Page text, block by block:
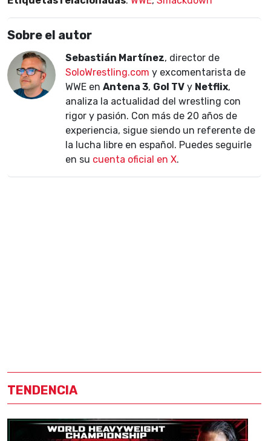
Sobre el autor
Sebastián Martínez, director de
SoloWrestling.com y excomentarista de
WWE en Antena 3, Gol TV y Netflix,
analiza la actualidad del wrestling con
rigor y pasión. Con más de 20 años de
experiencia, sigue siendo un referente de
la lucha libre en español. Puedes seguirle
en su cuenta oficial en X.
TENDENCIA